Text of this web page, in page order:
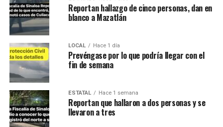
Reportan hallazgo de cinco personas, dan en
blanco a Mazatlán
LOCAL Hace 1 día
Prevéngase por lo que podría llegar con el
fin de semana
ESTATAL Hace 1 semana
Reportan que hallaron a dos personas y se
llevaron a tres